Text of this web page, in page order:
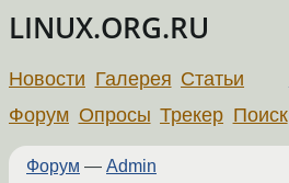
LINUX.ORG.RU
Новости Галерея Статьи
Форум Опросы Трекер Поиск
Форум — Admin